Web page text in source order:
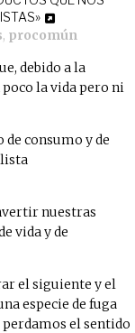
, procomún
debido a la
la vida pero ni
consumo y de
nuestras
vida y de
el siguiente y el
especie de fuga
perdamos el sentido